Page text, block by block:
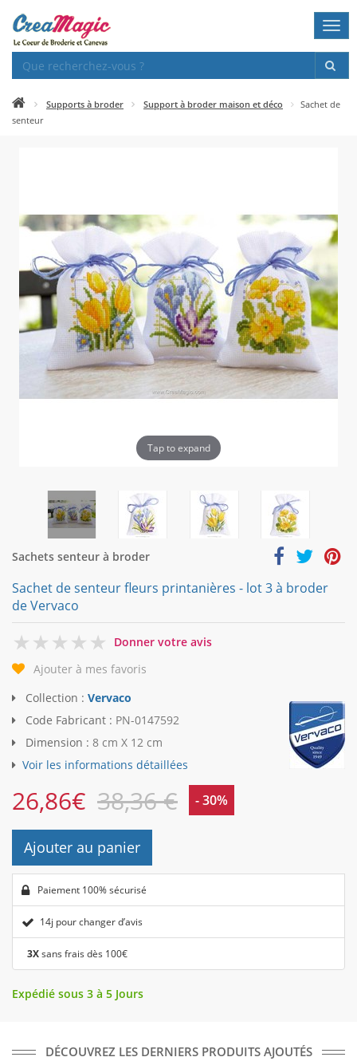
Supports à broder Support à broder maison et déco
Sachet de
senteur
Tap to expand
Sachets senteur à broder
Sachet de senteur fleurs printanières - lot 3 à broder
de Vervaco
0
Donner votre avis
Ajouter à mes favoris
Collection : Vervaco
Code Fabricant : PN-0147592
Dimension : 8 cm X 12 cm
Voir les informations détaillées
26,86€ 38,36 € - 30%
Ajouter au panier
Paiement 100% sécurisé
14j pour changer d’avis
3Xsans frais dès 100€
Expédié sous 3 à 5 Jours
DÉCOUVREZ LES DERNIERS PRODUITS AJOUTÉS